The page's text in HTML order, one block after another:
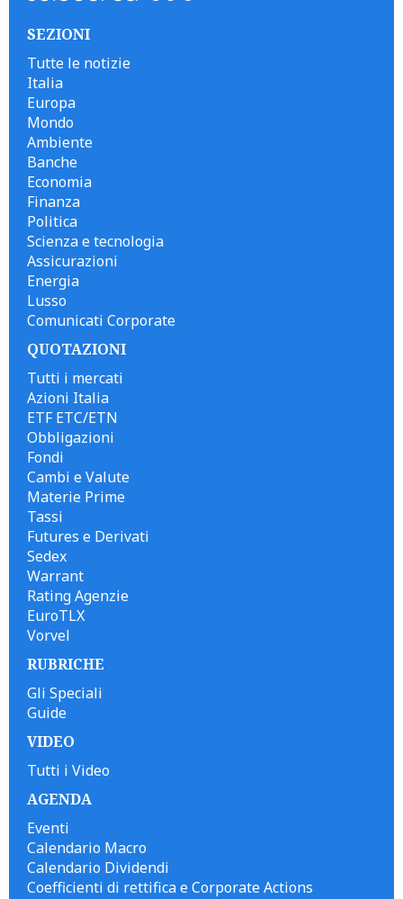
SEZIONI
Tutte le notizie
Italia
Europa
Mondo
Ambiente
Banche
Economia
Finanza
Politica
Scienza e tecnologia
Assicurazioni
Energia
Lusso
Comunicati Corporate
QUOTAZIONI
Tutti i mercati
Azioni Italia
ETF ETC/ETN
Obbligazioni
Fondi
Cambi e Valute
Materie Prime
Tassi
Futures e Derivati
Sedex
Warrant
Rating Agenzie
EuroTLX
Vorvel
RUBRICHE
Gli Speciali
Guide
VIDEO
Tutti i Video
AGENDA
Eventi
Calendario Macro
Calendario Dividendi
Coefficienti di rettifica e Corporate Actions